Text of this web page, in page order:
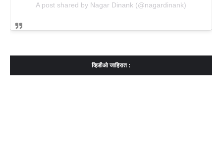
A post shared by Nagar Dinank (@nagardinank)
व्हिडीओ जाहिरात :